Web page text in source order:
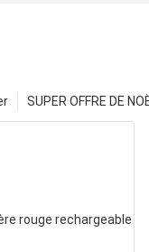
SUPER OFFRE DE